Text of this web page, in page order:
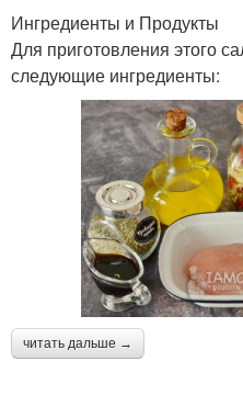
Ингредиенты и Продукты
Для приготовления этого
следующие ингредиенты:
читать дальше →